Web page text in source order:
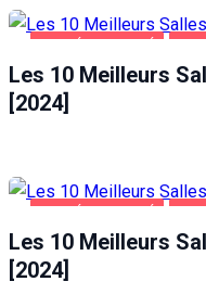
Les 10 Meilleurs
[2024]
Les 10 Meilleurs
[2024]